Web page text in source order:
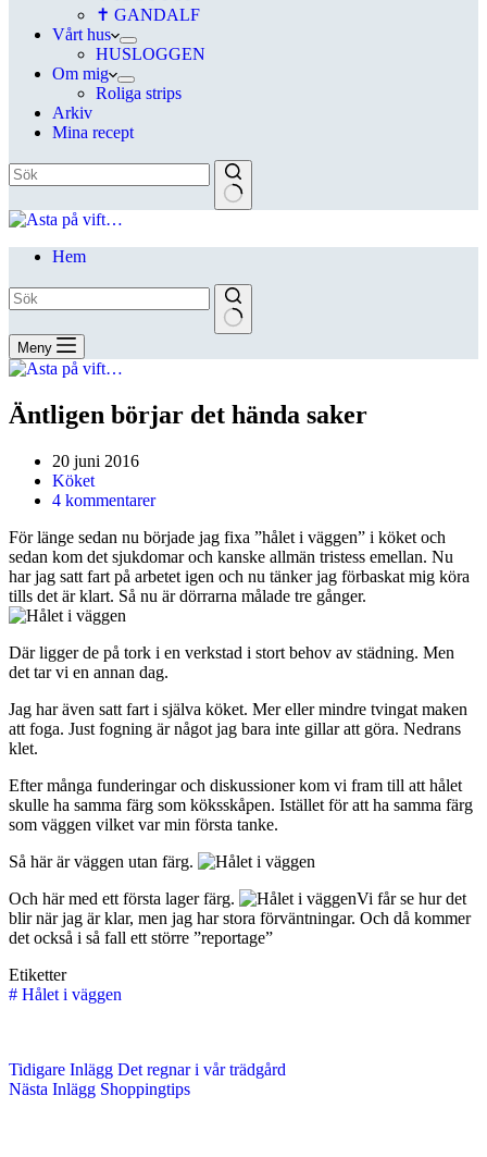
✝ GANDALF
Vårt hus
HUSLOGGEN
Om mig
Roliga strips
Arkiv
Mina recept
Hem
Meny
Äntligen börjar det hända saker
20 juni 2016
Köket
4 kommentarer
För länge sedan nu började jag fixa ”hålet i väggen” i köket och
sedan kom det sjukdomar och kanske allmän tristess emellan. Nu
har jag satt fart på arbetet igen och nu tänker jag förbaskat mig köra
tills det är klart. Så nu är dörrarna målade tre gånger.
Där ligger de på tork i en verkstad i stort behov av städning. Men
det tar vi en annan dag.
Jag har även satt fart i själva köket. Mer eller mindre tvingat maken
att foga. Just fogning är något jag bara inte gillar att göra. Nedrans
klet.
Efter många funderingar och diskussioner kom vi fram till att hålet
skulle ha samma färg som köksskåpen. Istället för att ha samma färg
som väggen vilket var min första tanke.
Så här är väggen utan färg.
Och här med ett första lager färg.
Vi får se hur det
blir när jag är klar, men jag har stora förväntningar. Och då kommer
det också i så fall ett större ”reportage”
Etiketter
# Hålet i väggen
Tidigare Inlägg Det regnar i vår trädgård
Nästa Inlägg Shoppingtips